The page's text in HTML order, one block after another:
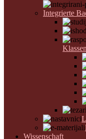
Integrierte
Klassen
Wissenschaft